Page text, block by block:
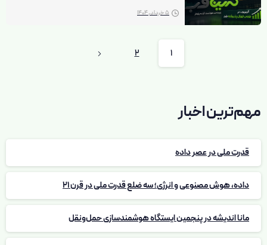
5 خرداد, 1404
1
2
مهم‌ترین اخبار
قدرت ملی در عصر داده
داده، هوش مصنوعی و انرژی؛ سه ضلع قدرت ملی در قرن 21
مانا اندیشه در پنجمین ایستگاه هوشمندسازی حمل‌ونقل